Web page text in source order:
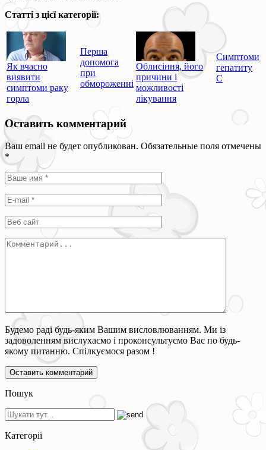
Статті з цієї категорії:
Як вчасно
виявити
симптоми раку
горла
Перша
допомога
при
обмороженні
Облисіння, його
причини і
можливості
лікування
Симптоми
гепатиту
С
Оставить комментарий
Ваш email не будет опубликован. Обязательные поля отмечены
*
Будемо раді будь-яким Вашим висловлюванням. Ми із
задоволенням вислухаємо і проконсультуємо Вас по будь-
якому питанню. Спілкуємося разом !
Пошук
Категорії